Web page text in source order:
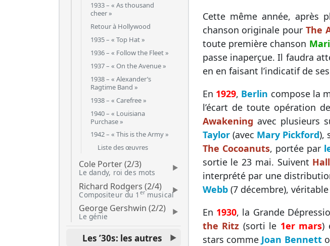
1933 – « As thousand
cheer »
Retour à Hollywood
1935 – « Top Hat »
1936 – « Follow the Fleet »
1937 – « On the Avenue »
1938 – « Alexander’s
Ragtime Band »
1938 – « Carefree »
1940 – « Louisiana
Purchase »
1942 – « This is the Army »
Liste des œuvres
Cole Porter (2/3)
Le dandy, roi des mots
Richard Rodgers (2/4)
Compositeur du 1 ermusical
George Gershwin (2/2)
Le génie
Les ’30s: les autres
Cette même année, après
chanson originale pour The
toute première chanson
passe inaperçue. Il faudra
en en faisant l’indicatif de
En 1929, Berlin compose la
l’écart de toute opération
Awakening avec plusieurs
Taylor(avec Mary Pickford),
The Cocoanuts, portée par
sortie le 23 mai. Suivent
interprété par une
Webb(7 décembre),
En 1930, la Grande
the Ritz (sorti le 1er mars)
stars comme Joan Bennett